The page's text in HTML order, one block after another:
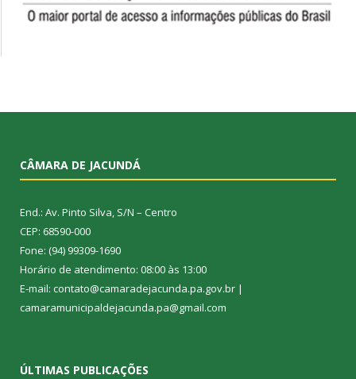
CÂMARA DE JACUNDÁ
End.: Av. Pinto Silva, S/N – Centro
CEP: 68590-000
Fone: (94) 99309-1690
Horário de atendimento: 08:00 às 13:00
E-mail: contato@camaradejacunda.pa.gov.br |
camaramunicipaldejacunda.pa@gmail.com
ÚLTIMAS PUBLICAÇÕES